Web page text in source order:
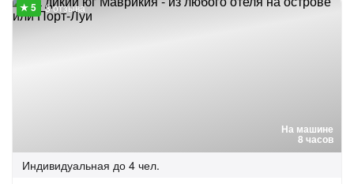
На машине
8 часов
3 отзыва
Индивидуальная до 4 чел.